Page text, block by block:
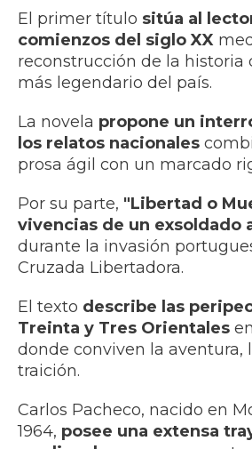
El primer título sitúa al
comienzos del siglo XX
reconstrucción de la historia
más legendario del país.
La novela propone un
los relatos nacionales
prosa ágil con un marcado
Por su parte, "Libertad o
vivencias de un exsoldado
durante la invasión
Cruzada Libertadora.
El texto describe las
Treinta y Tres Orientales
donde conviven la aventura,
traición.
Carlos Pacheco, nacido en
1964, posee una extensa